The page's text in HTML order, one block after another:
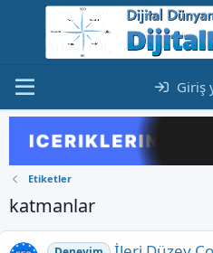
Giriş
Etiketler
katmanlar